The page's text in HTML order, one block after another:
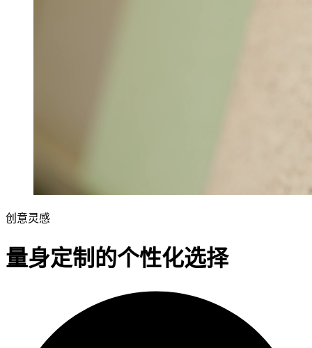
创意灵感
量身定制的个性化选择